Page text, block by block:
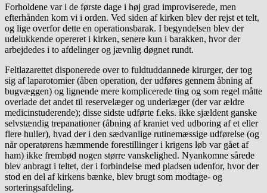
Forholdene var i de første dage i høj grad improviserede, men
efterhånden kom vi i orden. Ved siden af kirken blev der rejst et telt,
og lige overfor dette en operationsbarak. I begyndelsen blev der
udelukkende opereret i kirken, senere kun i barakken, hvor der
arbejdedes i to afdelinger og jævnlig døgnet rundt.
Feltlazarettet disponerede over to fuldtuddannede kirurger, der tog
sig af laparotomier (åben operation, der udføres gennem åbning af
bugvæggen) og lignende mere komplicerede ting og som regel måtte
overlade det andet til reservelæger og underlæger (der var ældre
medicinstuderende); disse sidste udførte f.eks. ikke sjældent ganske
selvstændig trepanationer (åbning af kraniet ved udboring af et eller
flere huller), hvad der i den sædvanlige rutinemæssige udførelse (og
når operatørens hæmmende forestillinger i krigens løb var gået af
ham) ikke frembød nogen større vanskelighed. Nyankomne sårede
blev anbragt i teltet, der i forbindelse med pladsen udenfor, hvor der
stod en del af kirkens bænke, blev brugt som modtage- og
sorteringsafdeling.